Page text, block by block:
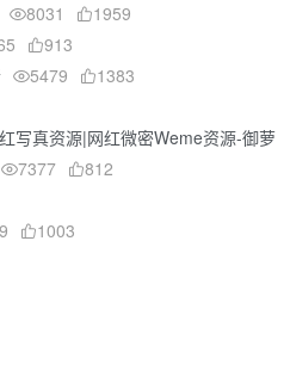
8031
1959
913
5479
1383
写真资源|网红微密Weme资源-御萝
7377
812
1003